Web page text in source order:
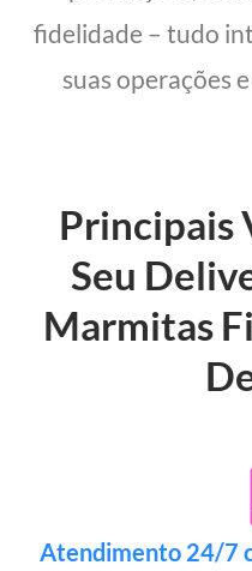
fidelidade – tudo
suas operações
Principais
Seu
Marmitas
Atendimento 24/7